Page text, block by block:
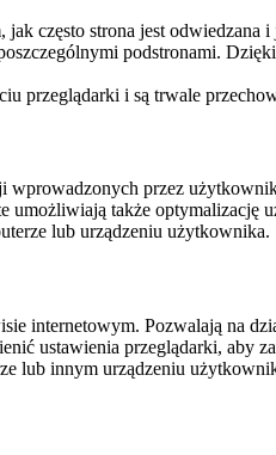
często strona jest
podstronami.
przeglądarki i są trwale
przez
także
lub urządzeniu użytkownika.
internetowym. Pozwalają na
ustawienia przeglądarki,
lub innym urządzeniu